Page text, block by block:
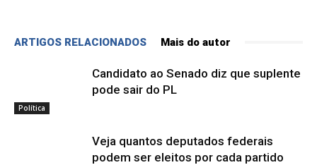
ARTIGOS RELACIONADOS Mais do autor
Política
Candidato ao Senado diz que suplente
pode sair do PL
Veja quantos deputados federais
podem ser eleitos por cada partido